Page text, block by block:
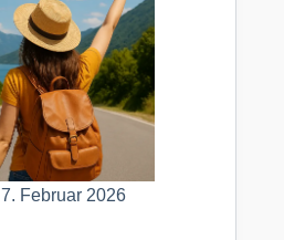
7. Februar 2026